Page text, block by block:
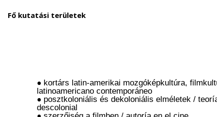
Fő kutatási területek